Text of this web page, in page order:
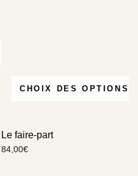
CHOIX DES OPTIONS
Le faire-part
84,00€